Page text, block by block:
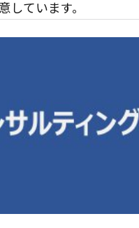
しています。